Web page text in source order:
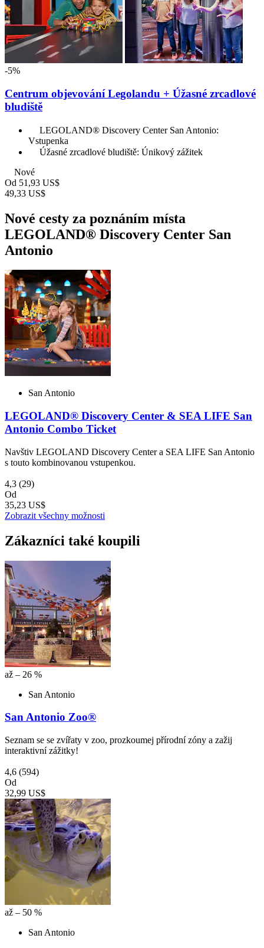
-5%
Centrum objevování Legolandu + Úžasné zrcadlové
bludiště
LEGOLAND® Discovery Center San Antonio:
Vstupenka
Úžasné zrcadlové bludiště: Únikový zážitek
Nové
Od 51,93 US$
49,33 US$
Nové cesty za poznáním místa
LEGOLAND® Discovery Center San
Antonio
San Antonio
LEGOLAND® Discovery Center & SEA LIFE San
Antonio Combo Ticket
Navštiv LEGOLAND Discovery Center a SEA LIFE San Antonio
s touto kombinovanou vstupenkou.
4,3 (29)
Od
35,23 US$
Zobrazit všechny možnosti
Zákazníci také koupili
až – 26 %
San Antonio
San Antonio Zoo®
Seznam se se zvířaty v zoo, prozkoumej přírodní zóny a zažij
interaktivní zážitky!
4,6 (594)
Od
32,99 US$
až – 50 %
San Antonio